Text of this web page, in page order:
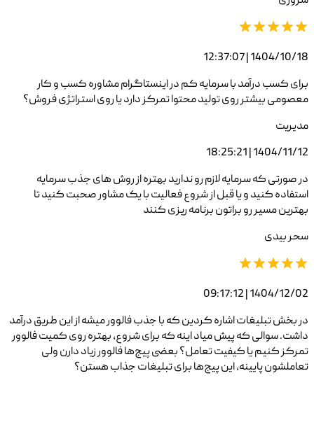
1404/10/18 | 12:37:07
برای کسب درآمد با سرمایه کم در اینستاگرام مشاوره کسب و کار
معصومی بیشتر روی تولید محتوا تمرکز دارد یا روی استراتژی فروش؟
مدیریت
1404/11/12 | 18:25:21
در صورتی که سرمایه لازم رو ندارید بهتره از روش های جذب سرمایه
استفاده کنید و یا قبل از شروع فعالیت با یک مشاور صحبت کنید تا
بهترین مسیر رو براتون برنامه ریزی کنند
سحر بیدی
1404/12/02 | 09:17:12
در بخش تبلیغات اشاره کردین که با جذب فالوور میشه از این طریق درآمد
داشت. سوالی که پیش میاد اینه که برای شروع، بهتره روی کمیت فالوور
تمرکز کنیم یا کیفیت تعامل؟ بعضی پیج‌ها فالوور زیاد دارن ولی
تعاملشون پایینه، این پیج‌ها برای تبلیغات جذاب هستن؟